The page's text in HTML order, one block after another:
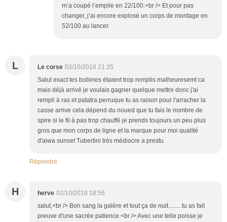
m’a coupé l’empile en 22/100.<br /> Et pour pas
changer, j’ai encore explosé un corps de montage en
52/100 au lancer.
L Le corse 03/10/2018 21:35
Salut exact tes bobines étaient trop remplis malheuresemt ca
mais déjà arrivé je voulais gagner quelque mettre donc j'ai
rempli à ras et patatra perruque tu as raison pour l'arracher la
casse arrive cela dépend du noued que tu fais le nombre de
spire si le fil à pas trop chauffé je prends toujours un peu plus
gros que mon corps de ligne et la marque pour moi qualité
d'aiwa sunset Tubertini très médiocre a prestu
Répondre
H herve 02/10/2018 18:56
salut,<br /> Bon sang la galère et tout ça de nuit.........tu as fait
preuve d'une sacrée patience.<br /> Avec une telle poisse je